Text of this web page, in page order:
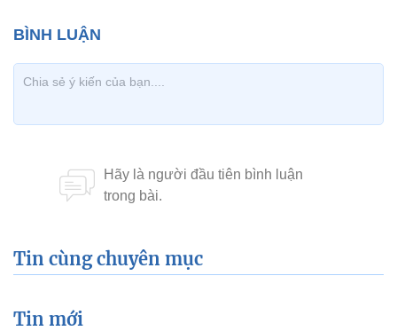
Tin cùng chuyên mục
Tin mới